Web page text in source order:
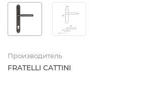
Производитель
FRATELLI CATTINI